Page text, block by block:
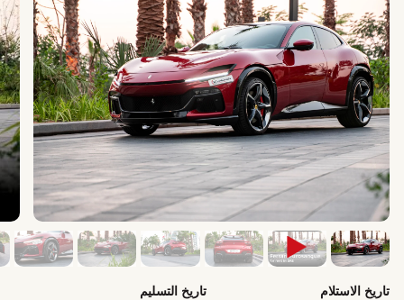
FAQ
CERTIFICATES
التقييمات
جهات الاتصال
شراكة
اِسْتَأْجِرْ لِتُمْلِكَ
info@brook-drive.rent
+ 971 52 193 88 88
+ 7 925 283 88 88
تاريخ الاستلام تاريخ التسليم